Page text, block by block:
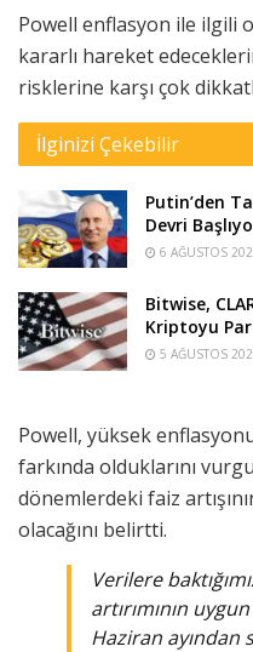
Powell enflasyon ile ilgili
kararlı hareket
risklerine karşı çok
İlginizi Çekebilir
Putin’den
Devri
6 AĞUSTOS
Bitwise,
Kriptoyu
5 AĞUSTOS
Powell, yüksek
farkında olduklarını
dönemlerdeki faiz
olacağını belirtti.
Verilere
artırımının
Haziran ayından